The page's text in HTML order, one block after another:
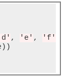
, 'e' , 'f'